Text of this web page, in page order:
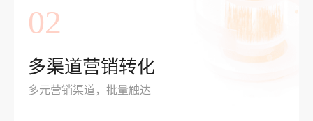
02
多渠道营销转化
多元营销渠道，批量触达